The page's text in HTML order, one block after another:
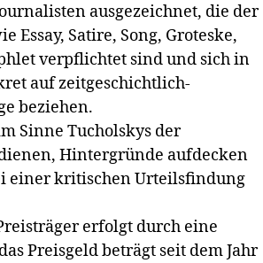
ausgezeichnet, die der
Essay, Satire, Song, Groteske,
verpflichtet sind und sich in
auf zeitgeschichtlich-
beziehen.
Sinne Tucholskys der
Hintergründe aufdecken
einer kritischen Urteilsfindung
erfolgt durch eine
Preisgeld beträgt seit dem Jahr